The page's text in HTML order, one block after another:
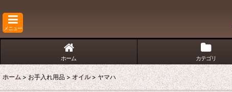
メニュー
ホーム カテゴリ
ホーム > お手入れ用品 > オイル > ヤマハ